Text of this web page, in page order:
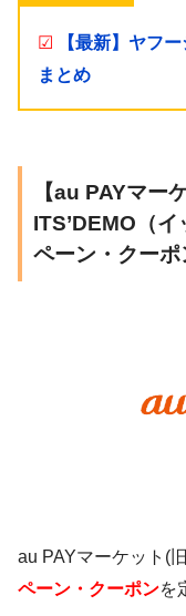
☑
【最新】ヤフ
まとめ
【au PAYマー
ITS’DEMO（
ペーン・クーポ
au PAYマーケット(
ペーン・クーポンを